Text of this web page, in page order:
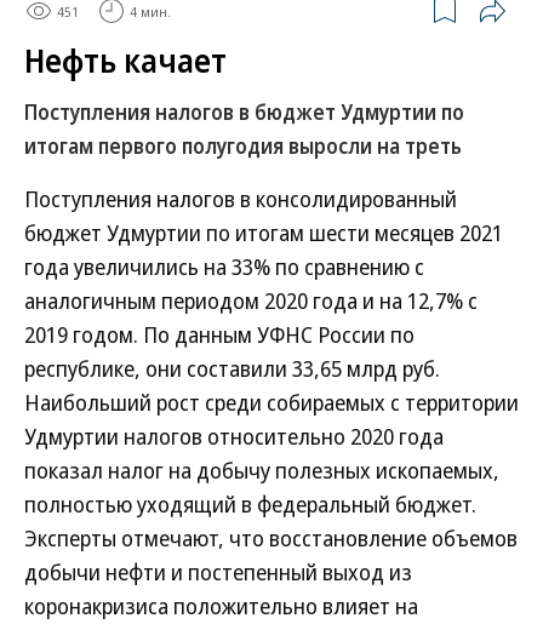
451 4 мин.
Нефть качает
Поступления налогов в бюджет Удмуртии по
итогам первого полугодия выросли на треть
Поступления налогов в консолидированный
бюджет Удмуртии по итогам шести месяцев 2021
года увеличились на 33% по сравнению с
аналогичным периодом 2020 года и на 12,7% с
2019 годом. По данным УФНС России по
республике, они составили 33,65 млрд руб.
Наибольший рост среди собираемых с территории
Удмуртии налогов относительно 2020 года
показал налог на добычу полезных ископаемых,
полностью уходящий в федеральный бюджет.
Эксперты отмечают, что восстановление объемов
добычи нефти и постепенный выход из
коронакризиса положительно влияет на